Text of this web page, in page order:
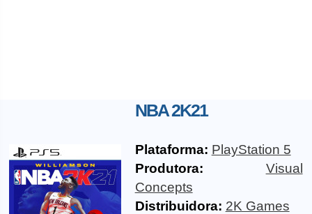
NBA 2K21
Plataforma: PlayStation 5
Produtora:
Visual
Concepts
Distribuidora: 2K Games